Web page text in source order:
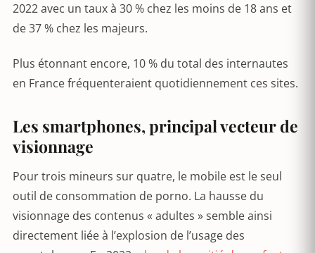
2022 avec un taux à 30 % chez les moins de 18 ans et
de 37 % chez les majeurs.
Plus étonnant encore, 10 % du total des internautes
en France fréquenteraient quotidiennement ces sites.
Les smartphones, principal vecteur de
visionnage
Pour trois mineurs sur quatre, le mobile est le seul
outil de consommation de porno. La hausse du
visionnage des contenus « adultes » semble ainsi
directement liée à l’explosion de l’usage des